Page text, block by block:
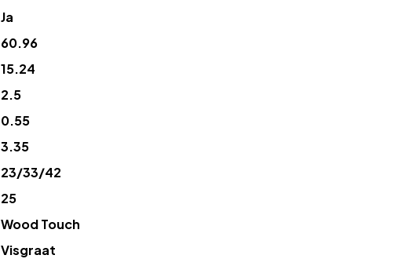
Ja
60.96
15.24
2.5
0.55
3.35
23/33/42
25
Wood Touch
Visgraat